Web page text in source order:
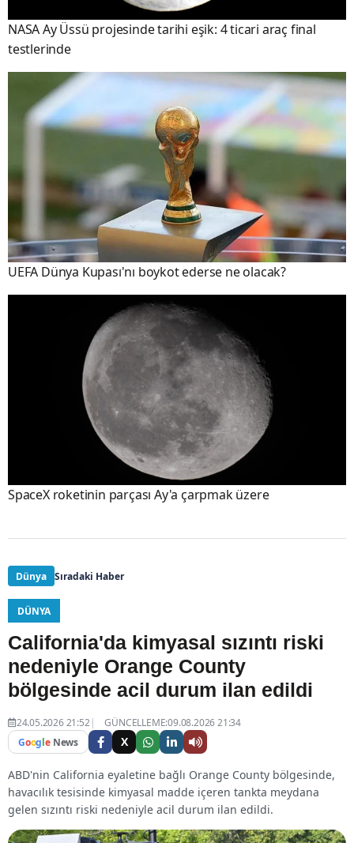
NASA Ay Üssü projesinde tarihi eşik: 4 ticari araç final
testlerinde
UEFA Dünya Kupası'nı boykot ederse ne olacak?
SpaceX roketinin parçası Ay'a çarpmak üzere
Dünya Sıradaki Haber
DÜNYA
California'da kimyasal sızıntı riski
nedeniyle Orange County
bölgesinde acil durum ilan edildi
24.05.2026 21:52
GÜNCELLEME:09.08.2026 21:34
Google News X
ABD'nin California eyaletine bağlı Orange County bölgesinde,
havacılık tesisinde kimyasal madde içeren tankta meydana
gelen sızıntı riski nedeniyle acil durum ilan edildi.